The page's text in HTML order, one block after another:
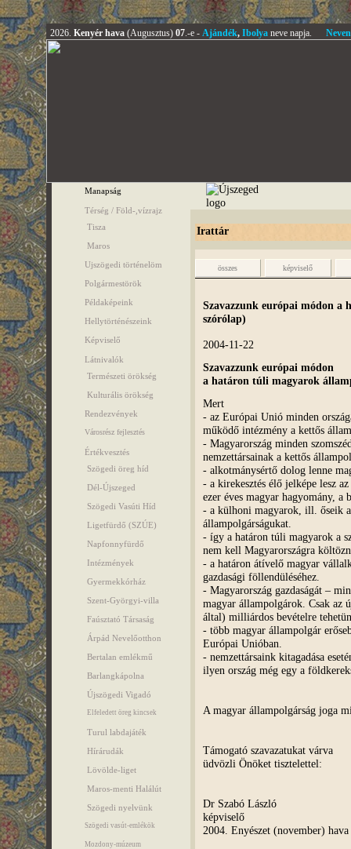
2026. Kenyér hava (Augusztus) 07.-e - Ajándék, Ibolyaneve napja.
Manapság
Térség / Föld-,vízrajz
Tisza
Maros
Ujszögedi történelöm
Polgármestörök
Példaképeink
Hellytörténészeink
Képviselő
Látnivalók
Természeti örökség
Kulturális örökség
Rendezvények
Városrész fejlesztés
Értékvesztés
Szögedi öreg híd
Dél-Újszeged
Szögedi Vasúti Híd
Ligetfürdő (SZÚE)
Napfonnyfürdő
Intézmények
Gyermekkórház
Szent-Györgyi-villa
Faúsztató Társaság
Árpád Nevelőotthon
Bertalan emlékmű
Barlangkápolna
Újszögedi Vigadó
Elfeledett öreg kincsek
Turul labdajáték
Hírárudák
Lövölde-liget
Maros-menti Halálút
Szögedi nyelvünk
Szögedi vasút-emlékök
Mozdony-múzeum
Irattár
összes képviselő
Szavazzunk európai módon
szórólap)
2004-11-22
Szavazzunk európai módon
a határon túli magyarok
Mert
- az Európai Unió minden
működő intézmény a kettős
- Magyarország minden
nemzettársainak a kettős
- alkotmánysértő dolog lenne
- a kirekesztés élő jelképe lesz
ezer éves magyar hagyomány, a
- a külhoni magyarok, ill. őseik
állampolgárságukat.
- így a határon túli magyarok a
nem kell Magyarországra
- a határon átívelő magyar
gazdasági föllendüléséhez.
- Magyarország gazdaságát –
magyar állampolgárok. Csak az
által) milliárdos bevételre
- több magyar állampolgár
Európai Unióban.
- nemzettársaink kitagadása
ilyen ország még egy a
A magyar állampolgárság joga
Támogató szavazatukat várva
üdvözli Önöket tisztelettel:
Dr Szabó László
képviselő
2004. Enyészet (november)